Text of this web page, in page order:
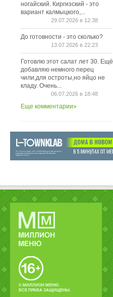
ногайский. Киргизский - это
вариант калмыцкого,...
29.07.2026 в 12:38
До готовности - это сколько?
13.07.2026 в 22:23
Готовлю этот салат лет 30. Ещё
добавляю немного перец
чили,для остроты,но яйцо не
кладу. Очень...
06.07.2026 в 18:48
Еще комментарии»
© МИЛЛИОН МЕНЮ.
ВСЕ ПРАВА ЗАЩИЩЕНЫ.